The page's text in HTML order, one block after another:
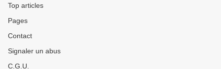
Top articles
Pages
Contact
Signaler un abus
C.G.U.